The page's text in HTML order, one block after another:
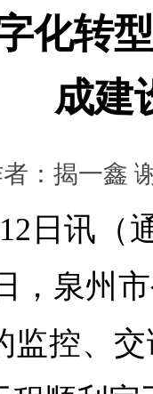
化转
成建
：揭一鑫
日讯（
，泉州
监控、